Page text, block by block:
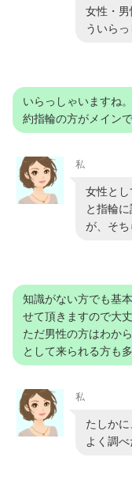
女性・
ういら
いらっしゃいますね
約指輪の方がメインで
私
女性と
と指輪
が、そ
知識がない方でも基
せて頂きますので大丈
ただ男性の方はわか
として来られる方も
私
たしか
よく調べ